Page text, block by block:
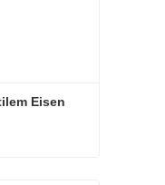
Eisen